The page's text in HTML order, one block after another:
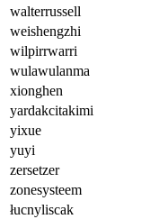
walterrussell
weishengzhi
wilpirrwarri
wulawulanma
xionghen
yardakcitakimi
yixue
yuyi
zersetzer
zonesysteem
łucnyliscak